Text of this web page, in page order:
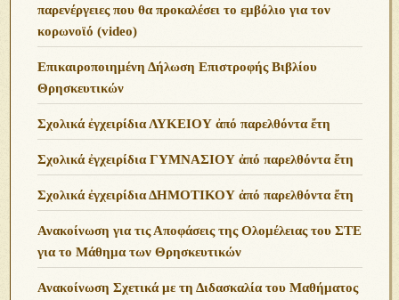
παρενέργειες που θα προκαλέσει το εμβόλιο για τον
κορωνοϊό (video)
Επικαιροποιημένη Δήλωση Επιστροφής Βιβλίου
Θρησκευτικών
Σχολικά ἐγχειρίδια ΛΥΚΕΙΟΥ ἀπό παρελθόντα ἔτη
Σχολικά ἐγχειρίδια ΓΥΜΝΑΣΙΟΥ ἀπό παρελθόντα ἔτη
Σχολικά ἐγχειρίδια ΔΗΜΟΤΙΚΟΥ ἀπό παρελθόντα ἔτη
Ανακοίνωση για τις Αποφάσεις της Ολομέλειας του ΣΤΕ
για το Μάθημα των Θρησκευτικών
Ανακοίνωση Σχετικά με τη Διδασκαλία του Μαθήματος